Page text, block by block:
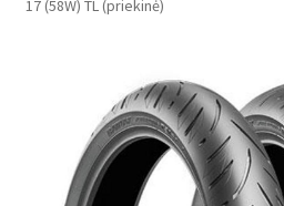
Kaip užsisakyti
17 (58W) TL (priekinė)